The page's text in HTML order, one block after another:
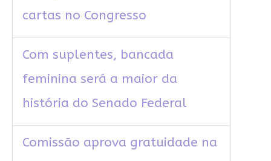
cartas no Congresso
Com suplentes, bancada
feminina será a maior da
história do Senado Federal
Comissão aprova gratuidade na